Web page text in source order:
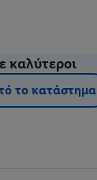
καλύτεροι
το κατάστημα